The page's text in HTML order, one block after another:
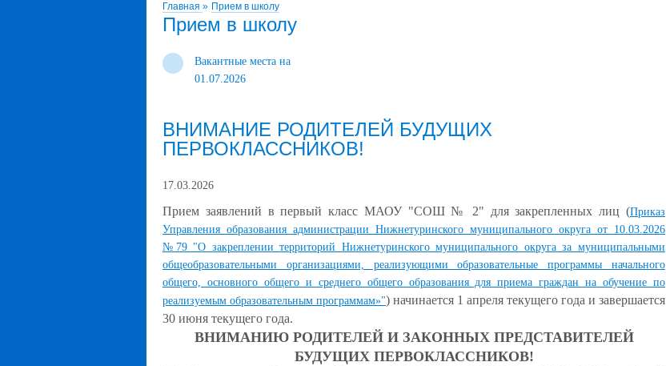
Главная » Прием в школу
Прием в школу
Вакантные места на
01.07.2026
ВНИМАНИЕ РОДИТЕЛЕЙ БУДУЩИХ
ПЕРВОКЛАССНИКОВ!
17.03.2026
Прием заявлений в первый класс МАОУ "СОШ № 2" для закрепленных лиц (Приказ
Управления образования администрации Нижнетуринского муниципального округа от 10.03.2026
№79 "О закреплении территорий Нижнетуринского муниципального округа за муниципальными
общеобразовательными организациями, реализующими образовательные программы начального
общего, основного общего и среднего общего образования для приема граждан на обучение по
реализуемым образовательным программам»") начинается 1 апреля текущего года и завершается
30 июня текущего года.
ВНИМАНИЮ РОДИТЕЛЕЙ И ЗАКОННЫХ ПРЕДСТАВИТЕЛЕЙ
БУДУЩИХ ПЕРВОКЛАССНИКОВ!